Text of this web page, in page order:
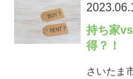
持ち家
得？！
さいたま